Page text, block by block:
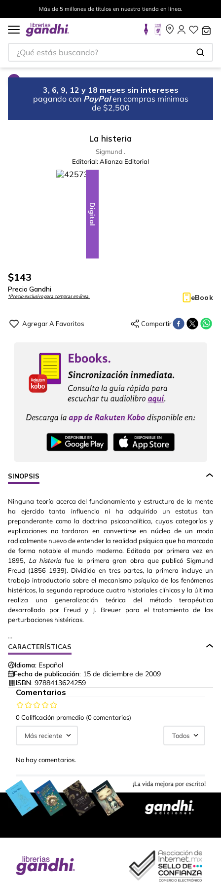
Más de 5 millones de títulos en nuestra tienda en línea.
¿Qué estás buscando?
3, 6, 9, 12 y 18 meses sin intereses
pagando con PayPal en compras mínimas
de $2,500
La histeria
Sigmund .
Editorial:Alianza Editorial
Digital
$143
Precio Gandhi
*Precio exclusivo para compras en línea. eBook
SINOPSIS
Ninguna teoría acerca del funcionamiento y estructura de la mente
ha ejercido tanta influencia ni ha adquirido un estatus tan
preponderante como la doctrina psicoanalítica, cuyas categorías y
explicaciones no tardaron en convertirse en núcleo de un modo
radicalmente nuevo de entender la realidad psíquica que ha marcado
de forma notable el mundo moderno. Editada por primera vez en
1895, La histeriafue la primera gran obra que publicó Sigmund
Freud (1856-1939). Dividida en tres partes, la primera incluye un
trabajo introductorio sobre el mecanismo psíquico de los fenómenos
histéricos, la segunda reproduce cuatro historiales clínicos y la última
realiza una generalización teórica del método terapéutico
desarrollado por Freud y J. Breuer para el tratamiento de las
perturbaciones histéricas.
...
CARACTERÍSTICAS
Idioma: Español
Fecha de publicación: 15 de diciembre de 2009
ISBN: 9788413624259
Comentarios
0 Calificación promedio (0 comentarios)
Más reciente Todos
No hay comentarios.